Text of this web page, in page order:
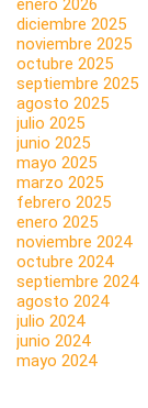
enero 2026
diciembre 2025
noviembre 2025
octubre 2025
septiembre 2025
agosto 2025
julio 2025
junio 2025
mayo 2025
marzo 2025
febrero 2025
enero 2025
noviembre 2024
octubre 2024
septiembre 2024
agosto 2024
julio 2024
junio 2024
mayo 2024